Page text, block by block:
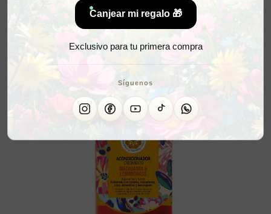
Canjear mi regalo 🎁
Exclusivo para tu primera compra
Síguenos